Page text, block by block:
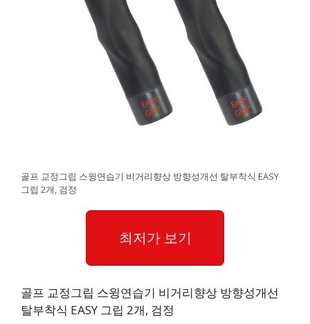
골프 교정그립 스윙연습기 비거리향상 방향성개선 탈부착식 EASY
그립 2개, 검정
최저가 보기
골프 교정그립 스윙연습기 비거리향상 방향성개선
탈부착식 EASY 그립 2개, 검정